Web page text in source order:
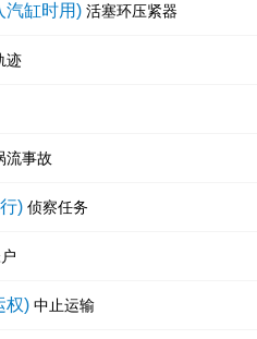
汽缸时用) 活塞环压紧器
迹
流事故
) 侦察任务
权) 中止运输